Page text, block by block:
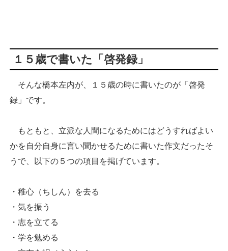
１５歳で書いた「啓発録」
そんな橋本左内が、１５歳の時に書いたのが「啓発
録」です。
もともと、立派な人間になるためにはどうすればよい
かを自分自身に言い聞かせるために書いた作文だったそ
うで、以下の５つの項目を掲げています。
・稚心（ちしん）を去る
・気を振う
・志を立てる
・学を勉める